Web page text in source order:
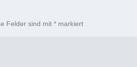
Felder sind mit* markiert